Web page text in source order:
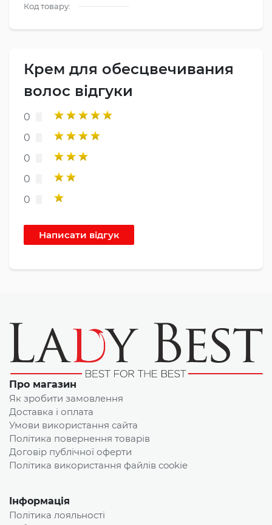
Код товару:
Крем для обесцвечивания
волос відгуки
0
0
0
0
0
Про магазин
Як зробити замовлення
Доставка і оплата
Умови використання сайта
Політика повернення товарів
Договір публічної оферти
Політика використання файлів cookie
Інформація
Політика лояльності